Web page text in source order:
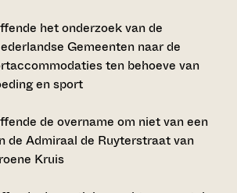
het onderzoek van de
Gemeenten naar de
ten behoeve van
en sport
de overname om niet van een
de Admiraal de Ruyterstraat van
Kruis